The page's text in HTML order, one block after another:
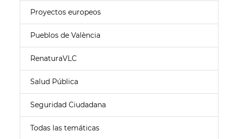
Proyectos europeos
Pueblos de València
RenaturaVLC
Salud Pública
Seguridad Ciudadana
Todas las temáticas